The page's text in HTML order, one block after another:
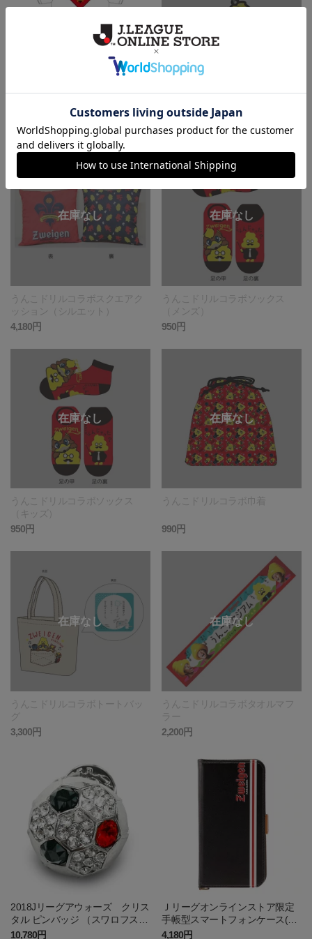
2020 F.C.Real Bristol コラボTシ
ャツ ツエーゲン金沢
うんこドリルコラボラバーキー
ホルダー
うんこドリルコラボスクエアク
ッション（シルエット）
4,180円
うんこドリルコラボソックス
（メンズ）
950円
うんこドリルコラボソックス
（キッズ）
950円
うんこドリルコラボ巾着
990円
うんこドリルコラボトートバッ
グ
3,300円
うんこドリルコラボタオルマフ
ラー
2,200円
2018Jリーグアウォーズ クリス
タル ピンバッジ （スワロフスキ
ー(R)・クリスタル使用)
10,780円
Ｊリーグオンラインストア限定
手帳型スマートフォンケース(ベ
ーシック2)
4,180円